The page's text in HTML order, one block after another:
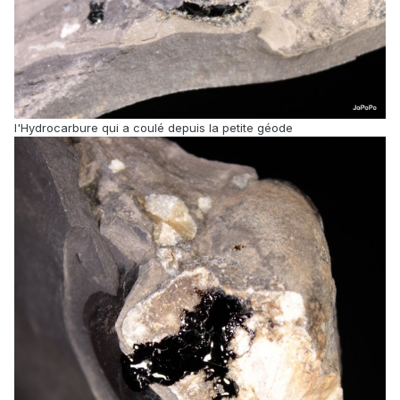
l'Hydrocarbure qui a coulé depuis la petite géode